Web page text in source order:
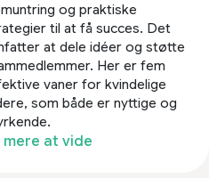
og praktiske
til at få succes. Det
at dele idéer og støtte
Her er fem
vaner for kvindelige
som både er nyttige og
mere at vide